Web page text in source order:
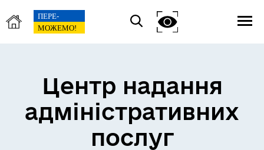
Центр надання
адміністративних
послуг